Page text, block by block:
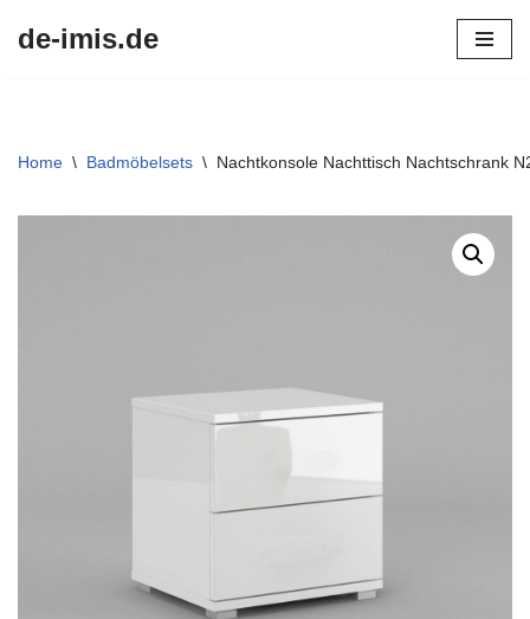
de-imis.de
Home \ Badmöbelsets \ Nachtkonsole Nachttisch Nachtschrank